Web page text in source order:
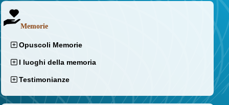
Memorie
Opuscoli Memorie
I luoghi della memoria
Testimonianze